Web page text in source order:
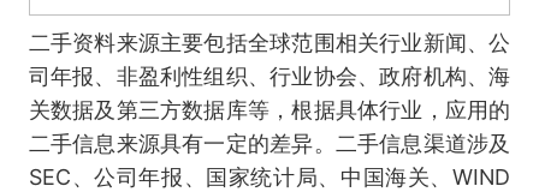
二手资料来源主要包括全球范围相关行业新闻、公
司年报、非盈利性组织、行业协会、政府机构、海
关数据及第三方数据库等，根据具体行业，应用的
二手信息来源具有一定的差异。二手信息渠道涉及
SEC、公司年报、国家统计局、中国海关、WIND